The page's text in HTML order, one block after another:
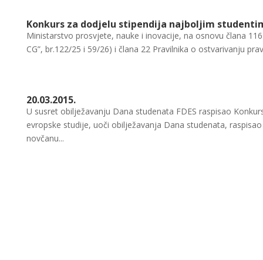
Konkurs za dodjelu stipendija najboljim
Ministarstvo prosvjete, nauke i inovacije, na osnovu člana
CG”, br.122/25 i 59/26) i člana 22 Pravilnika o ostvarivanju
20.03.2015.
U susret obilježavanju Dana studenata FDES raspisao
evropske studije, uoči obilježavanja Dana studenata,
novčanu...